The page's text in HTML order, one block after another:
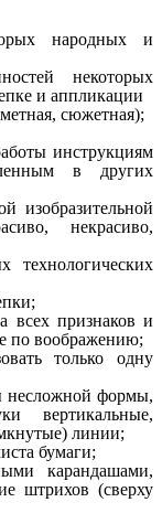
народных и
некоторых
и аппликации
сюжетная);
инструкциям
в других
изобразительной
некрасиво,
технологических
всех признаков и
по воображению;
только одну
несложной формы,
вертикальные,
линии;
бумаги;
карандашами,
штрихов (сверху